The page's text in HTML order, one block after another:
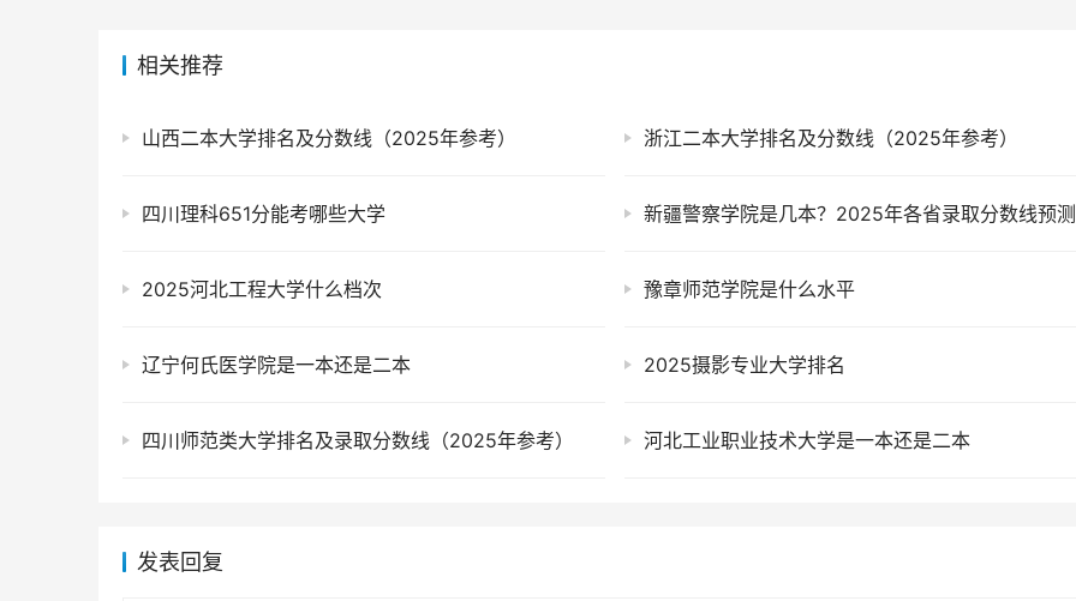
相关推荐
山西二本大学排名及分数线（2025年参考） 浙江二本大学排名及分数线（2025年参考）
四川理科651分能考哪些大学
2025河北工程大学什么档次 豫章师范学院是什么水平
辽宁何氏医学院是一本还是二本 2025摄影专业大学排名
四川师范类大学排名及录取分数线（2025年参考） 河北工业职业技术大学是一本还是二本
发表回复